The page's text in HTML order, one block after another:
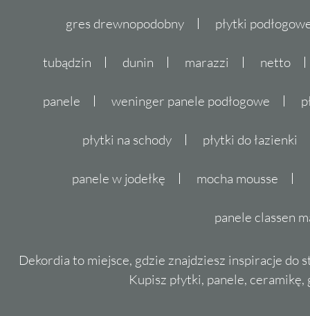
gres drewnopodobny płytki
tubądzin dunin marazzi netto
panele weninger panele podłogowe
płytki na schody płytki do łazienki
panele w jodełkę mocha mousse
panele classen
Dekordia to miejsce, gdzie znajdziesz inspiracje do
Kupisz płytki, panele,